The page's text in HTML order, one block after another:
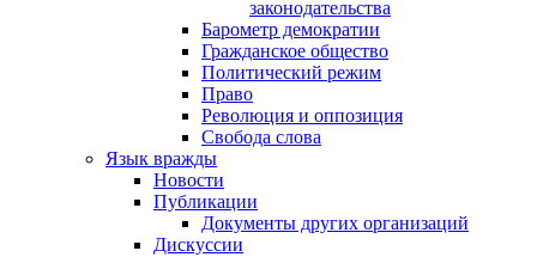
законодательства
Барометр демократии
Гражданское общество
Политический режим
Право
Революция и оппозиция
Свобода слова
Язык вражды
Новости
Публикации
Документы других организаций
Дискуссии